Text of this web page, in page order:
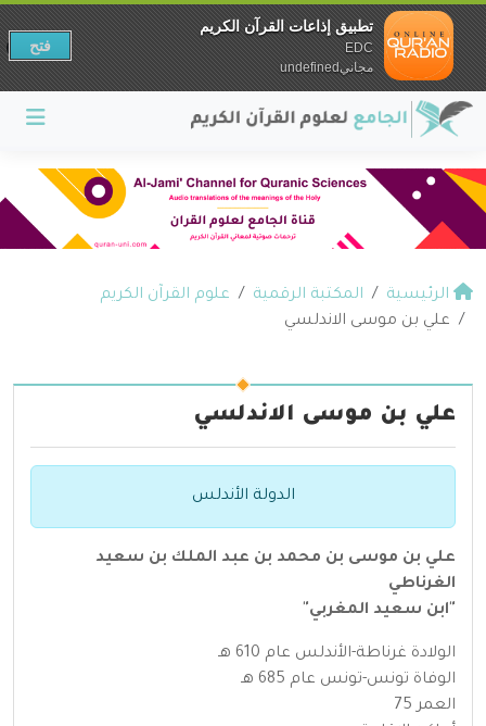
الرئيسية المكتبة الرقمية
علوم القرآن الكريم
علي بن موسى الاندلسي
علي بن موسى الاندلسي
الدولة الأندلس
علي بن موسى بن محمد بن عبد الملك بن سعيد
الغرناطي
"ابن سعيد المغربي"
الولادة غرناطة-الأندلس عام 610 هـ
الوفاة تونس-تونس عام 685 هـ
العمر 75
تطبيق إذاعات القرآن الكريم
EDC
مجانيundefined
فتح